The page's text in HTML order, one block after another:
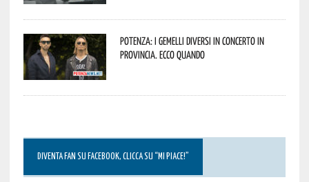
Potenza: i Gemelli DiVersi in concerto in
provincia. Ecco quando
DIVENTA FAN SU FACEBOOK, CLICCA SU “MI PIACE!”